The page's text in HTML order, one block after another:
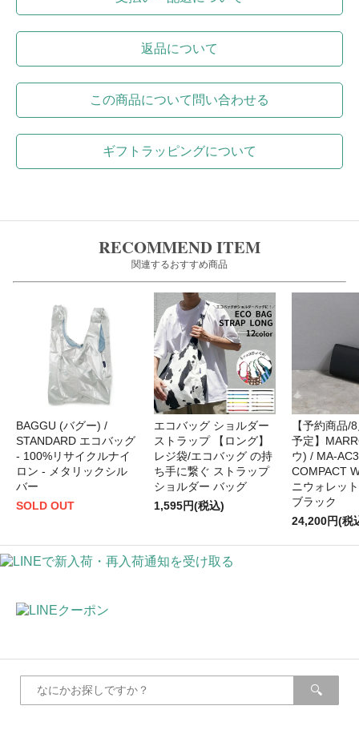
返品について
この商品について問い合わせる
ギフトラッピングについて
RECOMMEND ITEM
関連するおすすめ商品
BAGGU (バグー) /
STANDARD エコバッグ
- 100%リサイクルナイ
ロン - メタリックシル
バー
SOLD OUT
エコバッグ ショルダー
ストラップ 【ロング】
レジ袋/エコバッグ の持
ち手に繋ぐ ストラップ
ショルダー バッグ
1,595円(税込)
【予約商品/
予定】
ウ) / MA-
COMPACT
ニウォレッ
ブラック
24,200円(税